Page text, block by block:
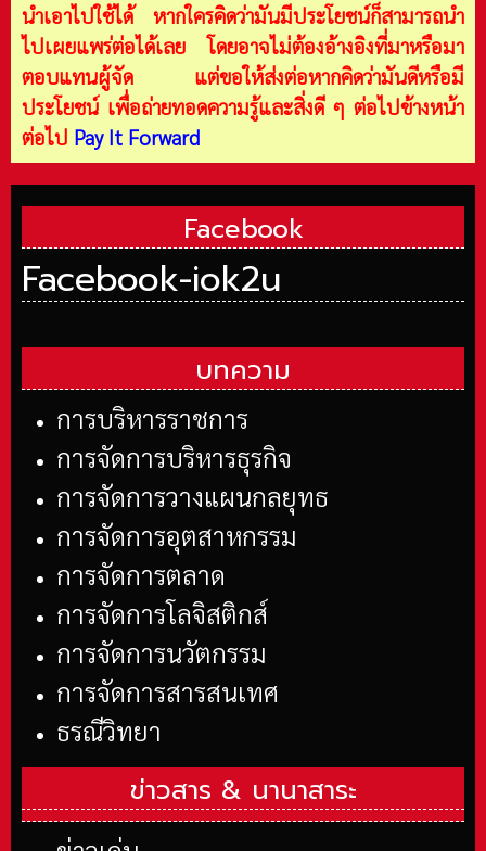
นำเอาไปใช้ได้ หากใครคิดว่ามันมีประโยชน์ก็สามารถนำ
ไปเผยแพร่ต่อได้เลย โดยอาจไม่ต้องอ้างอิงที่มาหรือมา
ตอบแทนผู้จัด แต่ขอให้ส่งต่อหากคิดว่ามันดีหรือมี
ประโยชน์ เพื่อถ่ายทอดความรู้และสิ่งดี ๆ ต่อไปข้างหน้า
ต่อไป Pay It Forward
Facebook
Facebook-iok2u
บทความ
การบริหารราชการ
การจัดการบริหารธุรกิจ
การจัดการวางแผนกลยุทธ
การจัดการอุตสาหกรรม
การจัดการตลาด
การจัดการโลจิสติกส์
การจัดการนวัตกรรม
การจัดการสารสนเทศ
ธรณีวิทยา
ข่าวสาร & นานาสาระ